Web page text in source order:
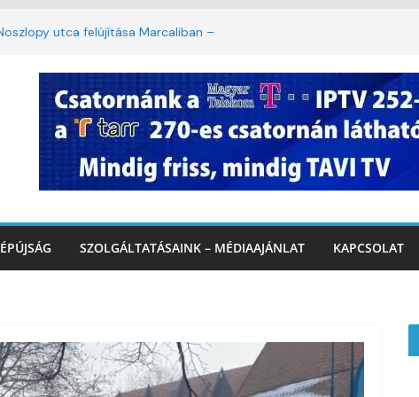
utca felújítása Marcaliban –
lakossági felháborodást váltott ki a
Marcaliban – VIDEÓ
a Balatonnál – az első félidő végén
SZOLGÁLTATÁSAINK – MÉDIAAJÁNLAT KAPCSOLAT